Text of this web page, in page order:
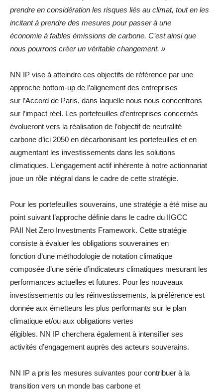
prendre en considération les risques liés au climat, tout en les
incitant à prendre des mesures pour passer à une
économie à faibles émissions de carbone. C’est ainsi que
nous pourrons créer un véritable changement. »
NN IP vise à atteindre ces objectifs de référence par une
approche bottom-up de l’alignement des entreprises
sur l’Accord de Paris, dans laquelle nous nous concentrons
sur l’impact réel. Les portefeuilles d’entreprises concernés
évolueront vers la réalisation de l’objectif de neutralité
carbone d’ici 2050 en décarbonisant les portefeuilles et en
augmentant les investissements dans les solutions
climatiques. L’engagement actif inhérente à notre actionnariat
joue un rôle intégral dans le cadre de cette stratégie.
Pour les portefeuilles souverains, une stratégie a été mise au
point suivant l’approche définie dans le cadre du IIGCC
PAII Net Zero Investments Framework. Cette stratégie
consiste à évaluer les obligations souveraines en
fonction d’une méthodologie de notation climatique
composée d’une série d’indicateurs climatiques mesurant les
performances actuelles et futures. Pour les nouveaux
investissements ou les réinvestissements, la préférence est
donnée aux émetteurs les plus performants sur le plan
climatique et/ou aux obligations vertes
éligibles. NN IP cherchera également à intensifier ses
activités d’engagement auprès des acteurs souverains.
NN IP a pris les mesures suivantes pour contribuer à la
transition vers un monde bas carbone et